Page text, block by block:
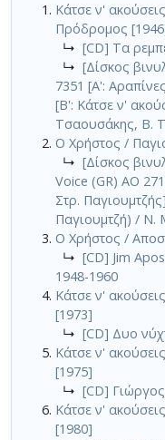
Κάτσε ν'
Πρόδρομος
↳ [CD] Τα
↳ [Δίσκος
7351 [Α':
[Β': Κάτσε ν'
Τσαουσάκης, Β.
Ο Χρήστος /
↳ [Δίσκος
Voice (GR) AO
Στρ.
Παγιουμτζή) / Ν.
Ο Χρήστος /
↳ [CD] Jim
1948-1960
Κάτσε ν'
[1973]
↳ [CD] Δυο
Κάτσε ν'
[1975]
↳ [CD]
Κάτσε ν'
[1980]